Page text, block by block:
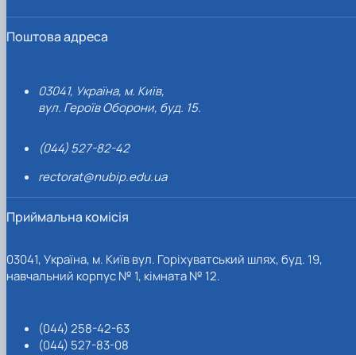
Поштова адреса
03041, Україна, м. Київ,
вул. Героїв Оборони, буд. 15.
(044) 527-82-42
rectorat@nubip.edu.ua
Приймальна комісія
03041, Україна, м. Київ вул. Горіхуватський шлях, буд. 19,
навчальний корпус № 1, кімната № 12.
(044) 258-42-63
(044) 527-83-08